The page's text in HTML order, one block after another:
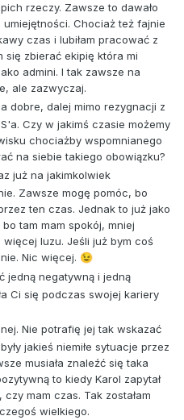
rzeczy. Zawsze to dawało
Chociaż też fajnie
czas i lubiłam pracować z
się zbierać ekipię która mi
admini. I tak zawsze na
ale zazwyczaj.
dobre, dalej mimo rezygnacji z
Czy w jakimś czasie możemy
chociażby wspomnianego
na siebie takiego obowiązku?
już na jakimkolwiek
Zawsze mogę pomóc, bo
ten czas. Jednak to już jako
tam mam spokój, mniej
luzu. Jeśli już bym coś
Nic więcej. 😉
jedną negatywną i jedną
Ci się podczas swojej kariery
Nie potrafię jej tak wskazać
jakieś niemiłe sytuacje przez
musiała znaleźć się taka
to kiedy Karol zapytał
mam czas. Tak zostałam
wielkiego.